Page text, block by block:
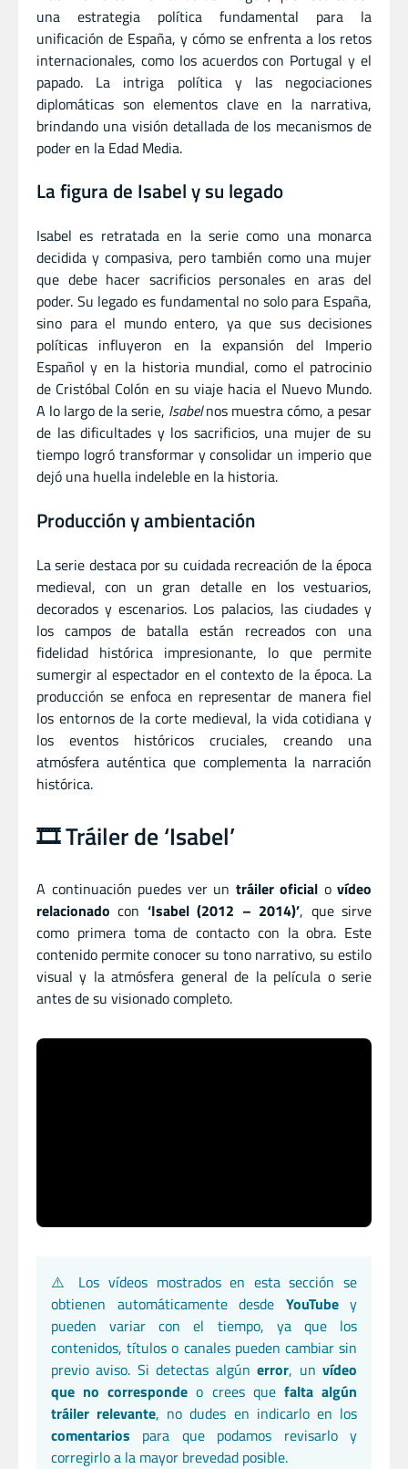
una estrategia política fundamental para la
unificación de España, y cómo se enfrenta a los retos
internacionales, como los acuerdos con Portugal y el
papado. La intriga política y las negociaciones
diplomáticas son elementos clave en la narrativa,
brindando una visión detallada de los mecanismos de
poder en la Edad Media.
La figura de Isabel y su legado
Isabel es retratada en la serie como una monarca
decidida y compasiva, pero también como una mujer
que debe hacer sacrificios personales en aras del
poder. Su legado es fundamental no solo para España,
sino para el mundo entero, ya que sus decisiones
políticas influyeron en la expansión del Imperio
Español y en la historia mundial, como el patrocinio
de Cristóbal Colón en su viaje hacia el Nuevo Mundo.
A lo largo de la serie, Isabelnos muestra cómo, a pesar
de las dificultades y los sacrificios, una mujer de su
tiempo logró transformar y consolidar un imperio que
dejó una huella indeleble en la historia.
Producción y ambientación
La serie destaca por su cuidada recreación de la época
medieval, con un gran detalle en los vestuarios,
decorados y escenarios. Los palacios, las ciudades y
los campos de batalla están recreados con una
fidelidad histórica impresionante, lo que permite
sumergir al espectador en el contexto de la época. La
producción se enfoca en representar de manera fiel
los entornos de la corte medieval, la vida cotidiana y
los eventos históricos cruciales, creando una
atmósfera auténtica que complementa la narración
histórica.
🎞️ Tráiler de ‘Isabel’
A continuación puedes ver un tráiler oficial o vídeo
relacionado con ‘Isabel (2012 – 2014)’, que sirve
como primera toma de contacto con la obra. Este
contenido permite conocer su tono narrativo, su estilo
visual y la atmósfera general de la película o serie
antes de su visionado completo.
⚠️ Los vídeos mostrados en esta sección se
obtienen automáticamente desde YouTubey
pueden variar con el tiempo, ya que los
contenidos, títulos o canales pueden cambiar sin
previo aviso. Si detectas algúnerror, unvídeo
que no corresponde o crees que falta algún
tráiler relevante, no dudes en indicarlo en los
comentarios para que podamos revisarlo y
corregirlo a la mayor brevedad posible.